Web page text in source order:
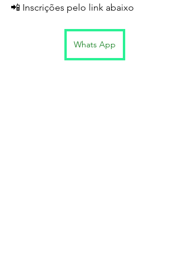
📲 Inscrições pelo link abaixo
Whats App